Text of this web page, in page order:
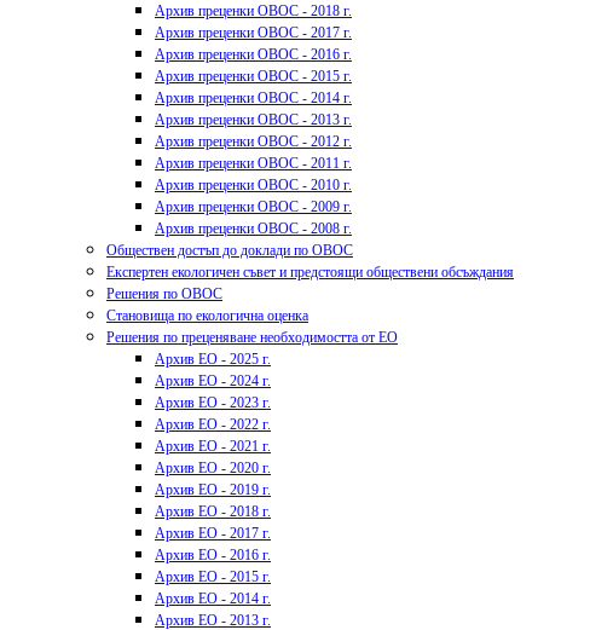
Архив преценки ОВОС - 2018 г.
Архив преценки ОВОС - 2017 г.
Архив преценки ОВОС - 2016 г.
Архив преценки ОВОС - 2015 г.
Архив преценки ОВОС - 2014 г.
Архив преценки ОВОС - 2013 г.
Архив преценки ОВОС - 2012 г.
Архив преценки ОВОС - 2011 г.
Архив преценки ОВОС - 2010 г.
Архив преценки ОВОС - 2009 г.
Архив преценки ОВОС - 2008 г.
Обществен достъп до доклади по ОВОС
Експертен екологичен съвет и предстоящи обществени обсъждания
Решения по ОВОС
Становища по екологична оценка
Решения по преценяване необходимостта от ЕО
Архив ЕО - 2025 г.
Архив ЕО - 2024 г.
Архив ЕО - 2023 г.
Архив ЕО - 2022 г.
Архив ЕО - 2021 г.
Архив ЕО - 2020 г.
Архив ЕО - 2019 г.
Архив ЕО - 2018 г.
Архив ЕО - 2017 г.
Архив ЕО - 2016 г.
Архив ЕО - 2015 г.
Архив ЕО - 2014 г.
Архив ЕО - 2013 г.